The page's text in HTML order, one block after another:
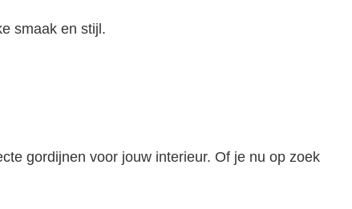
smaak en stijl.
gordijnen voor jouw interieur. Of je nu op zoek